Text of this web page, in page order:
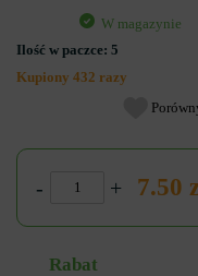
W magazynie
Ilość w paczce: 5
Kupiony 432 razy
- + 7.50
Rabat